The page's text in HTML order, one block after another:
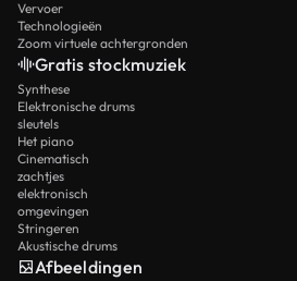
Vervoer
Technologieën
Zoom virtuele achtergronden
Gratis stockmuziek
Synthese
Elektronische drums
sleutels
Het piano
Cinematisch
zachtjes
elektronisch
omgevingen
Stringeren
Akustische drums
Afbeeldingen